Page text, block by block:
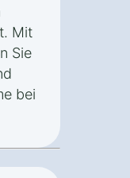
Mit
Sie
bei